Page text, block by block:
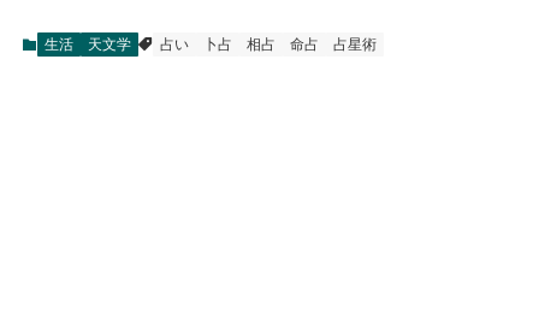
生活 天文学 占い 卜占 相占 命占 占星術